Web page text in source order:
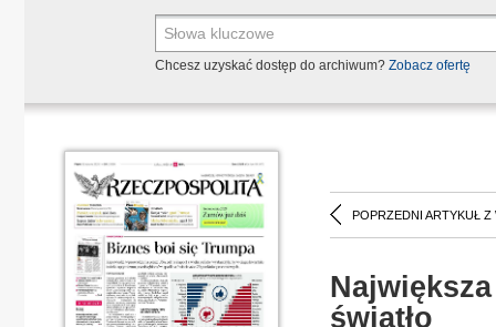
Chcesz uzyskać dostęp do archiwum? Zobacz ofertę
POPRZEDNI ARTYKUŁ Z
światło